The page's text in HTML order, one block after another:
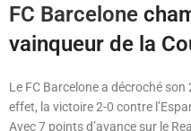
FC Barcelone
vainqueur de la
Le FC Barcelone a décroché son
effet, la victoire 2-0 contre
Avec 7 points d’avance sur le